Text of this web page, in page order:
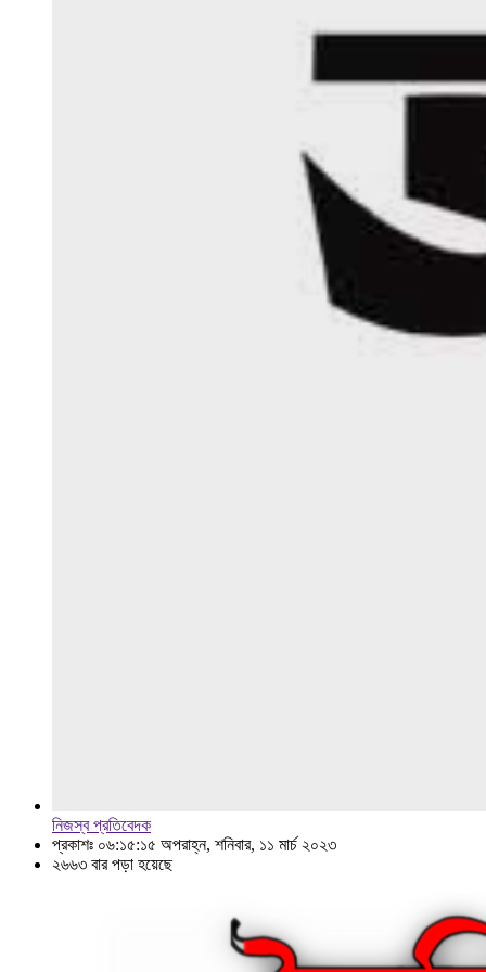
নিজস্ব প্রতিবেদক
প্রকাশঃ ০৬:১৫:১৫ অপরাহ্ন, শনিবার, ১১ মার্চ ২০২৩
২৬৬৩ বার পড়া হয়েছে